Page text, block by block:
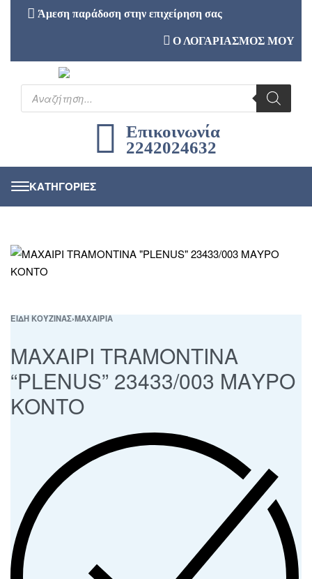
Άμεση παράδοση στην επιχείρηση σας
Ο ΛΟΓΑΡΙΑΣΜΟΣ ΜΟΥ
Επικοινωνία
2242024632
ΕΙΔΗ ΚΟΥΖΙΝΑΣ›ΜΑΧΑΙΡΙΑ
ΜΑΧΑΙΡΙ TRAMONTINA
“PLENUS” 23433/003 ΜΑΥΡΟ
ΚΟΝΤΟ